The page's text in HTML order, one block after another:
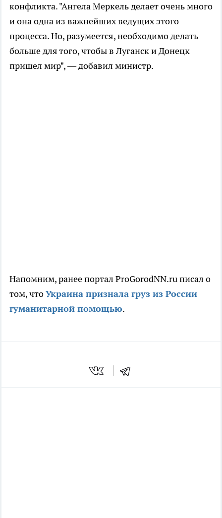
конфликта. "Ангела Меркель делает очень много
и она одна из важнейших ведущих этого
процесса. Но, разумеется, необходимо делать
больше для того, чтобы в Луганск и Донецк
пришел мир", — добавил министр.
Напомним, ранее портал ProGorodNN.ru писал о
том, чтоУкраина признала груз из России
гуманитарной помощью.